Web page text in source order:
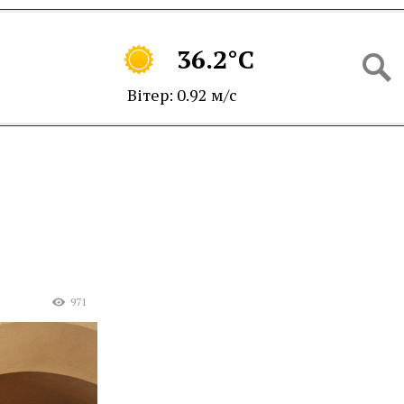
36.2°C
Вітер: 0.92 м/с
971